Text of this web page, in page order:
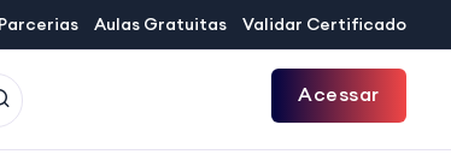
Parcerias Aulas Gratuitas Validar Certificado
Acessar